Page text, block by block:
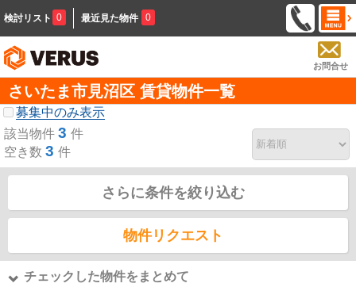
検討リスト 0 最近見た物件 0
お問合せ
さいたま市見沼区 賃貸物件一覧
募集中のみ表示
該当物件 3 件
空き数 3 件
さらに条件を絞り込む
物件リクエスト
チェックした物件をまとめて